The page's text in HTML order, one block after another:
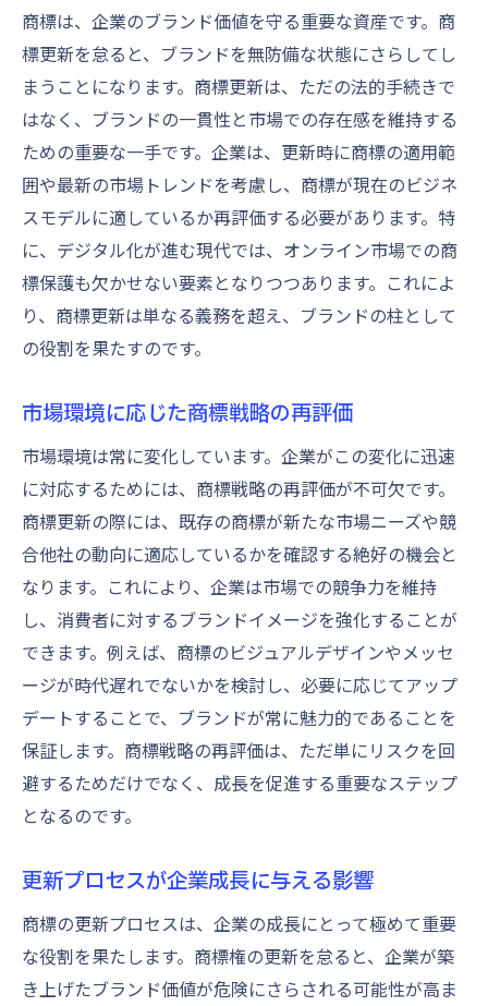
商標は、企業のブランド価値を守る重要な資産です。商
標更新を怠ると、ブランドを無防備な状態にさらしてし
まうことになります。商標更新は、ただの法的手続きで
はなく、ブランドの一貫性と市場での存在感を維持する
ための重要な一手です。企業は、更新時に商標の適用範
囲や最新の市場トレンドを考慮し、商標が現在のビジネ
スモデルに適しているか再評価する必要があります。特
に、デジタル化が進む現代では、オンライン市場での商
標保護も欠かせない要素となりつつあります。これによ
り、商標更新は単なる義務を超え、ブランドの柱として
の役割を果たすのです。
市場環境に応じた商標戦略の再評価
市場環境は常に変化しています。企業がこの変化に迅速
に対応するためには、商標戦略の再評価が不可欠です。
商標更新の際には、既存の商標が新たな市場ニーズや競
合他社の動向に適応しているかを確認する絶好の機会と
なります。これにより、企業は市場での競争力を維持
し、消費者に対するブランドイメージを強化することが
できます。例えば、商標のビジュアルデザインやメッセ
ージが時代遅れでないかを検討し、必要に応じてアップ
デートすることで、ブランドが常に魅力的であることを
保証します。商標戦略の再評価は、ただ単にリスクを回
避するためだけでなく、成長を促進する重要なステップ
となるのです。
更新プロセスが企業成長に与える影響
商標の更新プロセスは、企業の成長にとって極めて重要
な役割を果たします。商標権の更新を怠ると、企業が築
き上げたブランド価値が危険にさらされる可能性が高ま